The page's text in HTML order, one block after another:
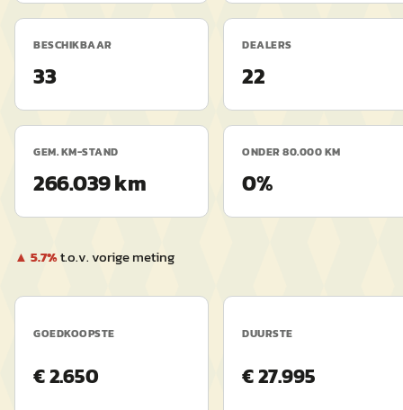
BESCHIKBAAR
33
DEALERS
22
GEM. KM-STAND
266.039 km
ONDER 80.000 KM
0%
▲ 5.7%t.o.v. vorige meting
GOEDKOOPSTE
€2.650
DUURSTE
€27.995